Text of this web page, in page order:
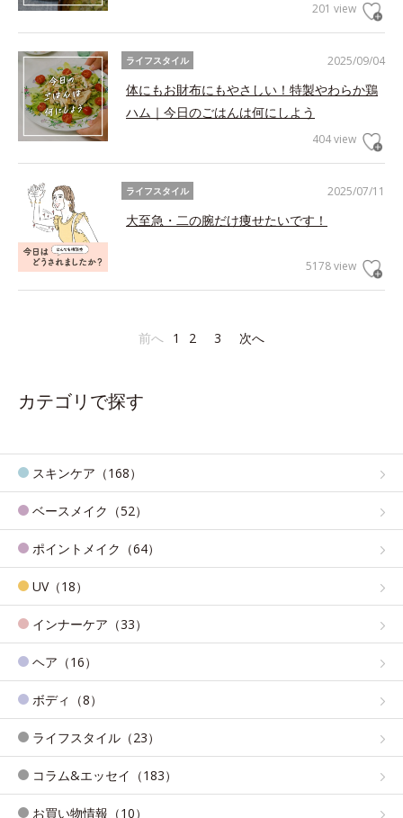
201 view
2025/09/04
ライフスタイル
体にもお財布にもやさしい！特製やわらか鶏
ハム｜今日のごはんは何にしよう
404 view
2025/07/11
ライフスタイル
大至急・二の腕だけ痩せたいです！
5178 view
前へ 1 2 3 次へ
カテゴリで探す
スキンケア（168）
ベースメイク（52）
ポイントメイク（64）
UV（18）
インナーケア（33）
ヘア（16）
ボディ（8）
ライフスタイル（23）
コラム&エッセイ（183）
お買い物情報（10）